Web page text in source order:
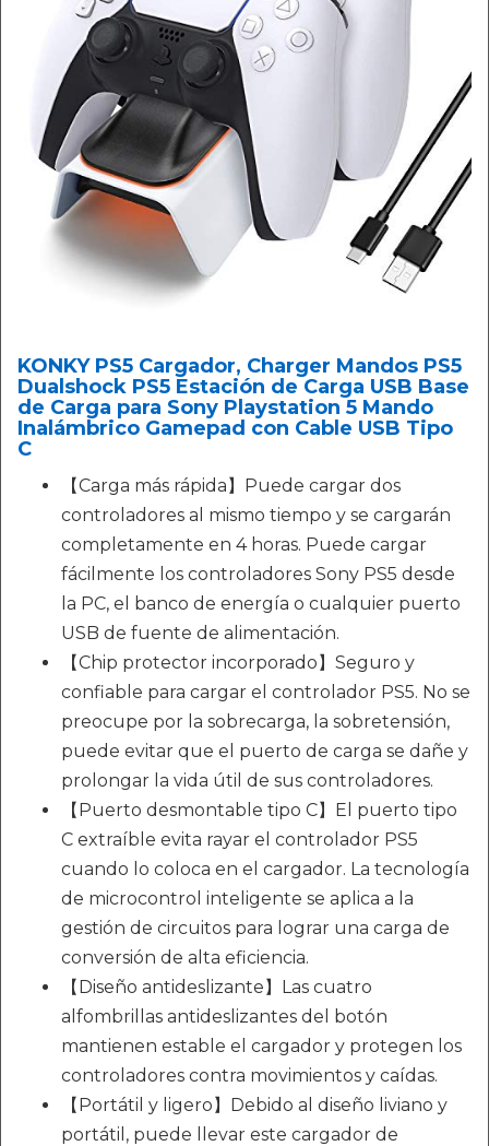
KONKY PS5 Cargador, Charger Mandos PS5
Dualshock PS5 Estación de Carga USB Base
de Carga para Sony Playstation 5 Mando
Inalámbrico Gamepad con Cable USB Tipo
C
【Carga más rápida】Puede cargar dos
controladores al mismo tiempo y se cargarán
completamente en 4 horas. Puede cargar
fácilmente los controladores Sony PS5 desde
la PC, el banco de energía o cualquier puerto
USB de fuente de alimentación.
【Chip protector incorporado】Seguro y
confiable para cargar el controlador PS5. No se
preocupe por la sobrecarga, la sobretensión,
puede evitar que el puerto de carga se dañe y
prolongar la vida útil de sus controladores.
【Puerto desmontable tipo C】El puerto tipo
C extraíble evita rayar el controlador PS5
cuando lo coloca en el cargador. La tecnología
de microcontrol inteligente se aplica a la
gestión de circuitos para lograr una carga de
conversión de alta eficiencia.
【Diseño antideslizante】Las cuatro
alfombrillas antideslizantes del botón
mantienen estable el cargador y protegen los
controladores contra movimientos y caídas.
【Portátil y ligero】Debido al diseño liviano y
portátil, puede llevar este cargador de